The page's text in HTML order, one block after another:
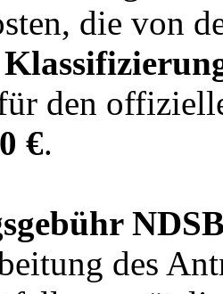
die von
den
€.
des